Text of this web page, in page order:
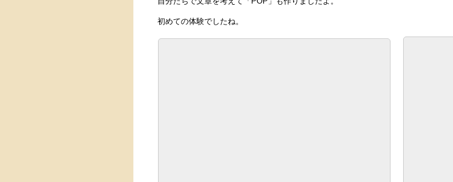
初めての体験でしたね。